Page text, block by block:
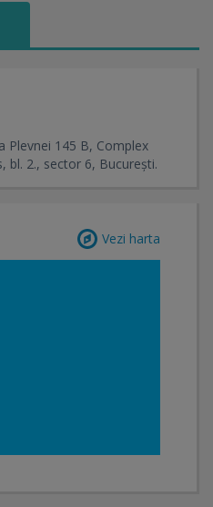
Plevnei 145 B, Complex
bl. 2., sector 6, București.
Vezi harta